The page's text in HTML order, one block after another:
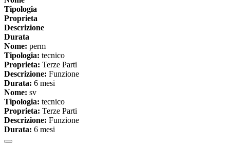
Tipologia
Proprieta
Descrizione
Durata
Nome: perm
Tipologia: tecnico
Proprieta: Terze Parti
Descrizione: Funzione
Durata: 6 mesi
Nome: sv
Tipologia: tecnico
Proprieta: Terze Parti
Descrizione: Funzione
Durata: 6 mesi